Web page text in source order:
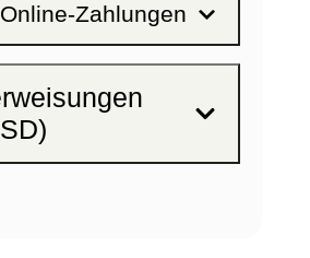
Zahlungen